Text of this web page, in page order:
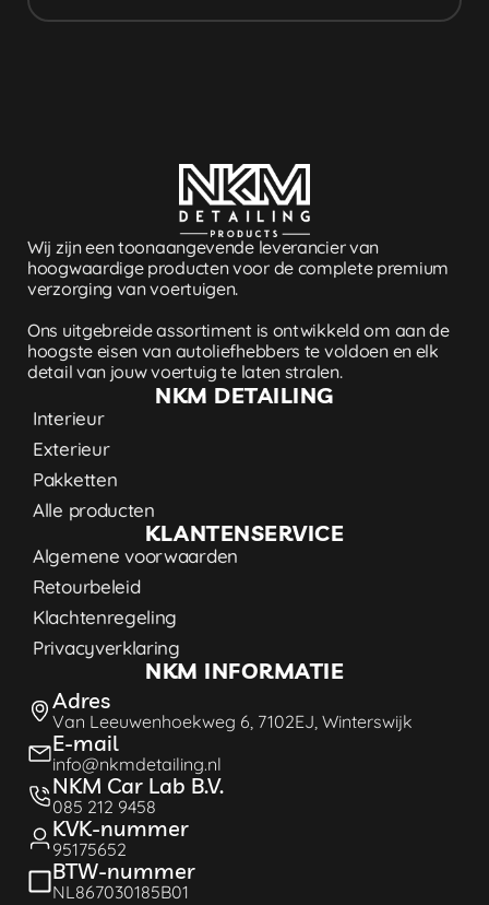
Wij zijn een toonaangevende leverancier van
hoogwaardige producten voor de complete premium
verzorging van voertuigen.
Ons uitgebreide assortiment is ontwikkeld om aan de
hoogste eisen van autoliefhebbers te voldoen en elk
detail van jouw voertuig te laten stralen.
NKM DETAILING
Interieur
Exterieur
Pakketten
Alle producten
KLANTENSERVICE
Algemene voorwaarden
Retourbeleid
Klachtenregeling
Privacyverklaring
NKM INFORMATIE
Adres
Van Leeuwenhoekweg 6, 7102EJ, Winterswijk
E-mail
info@nkmdetailing.nl
NKM Car Lab B.V.
085 212 9458
KVK-nummer
95175652
BTW-nummer
NL867030185B01